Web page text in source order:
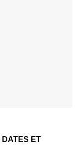
DATES ET